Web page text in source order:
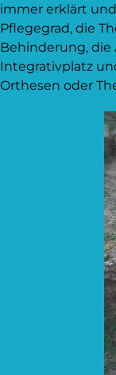
immer erklärt
Pflegegrad, die
Behinderung,
Integrativplatz
Orthesen oder